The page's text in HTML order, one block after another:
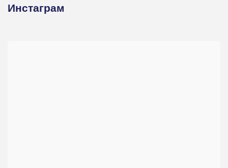
Инстаграм